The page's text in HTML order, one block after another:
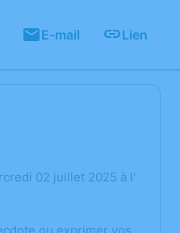
E-mail Lien
02 juillet 2025 à l'